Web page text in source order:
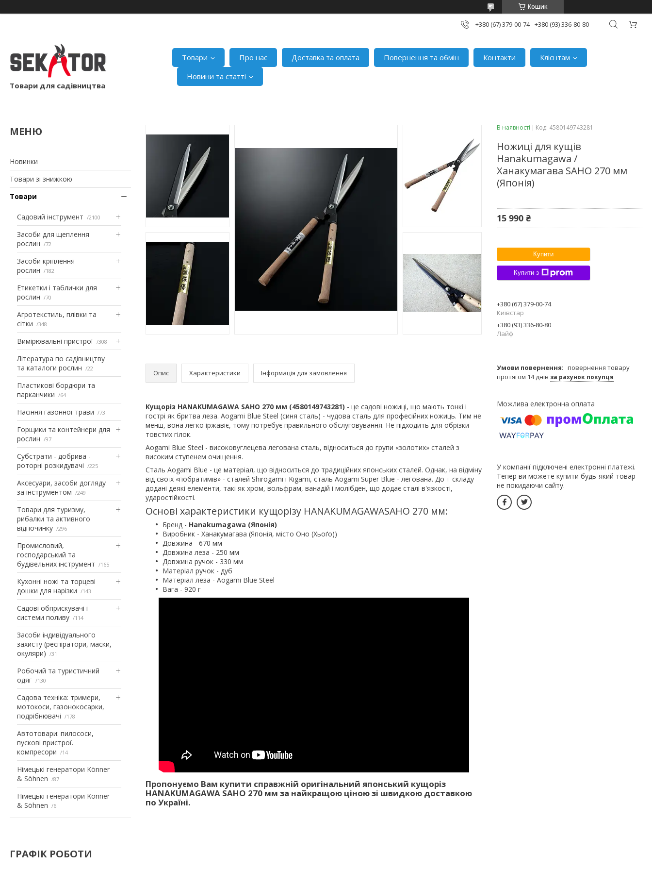
Кошик
+380 (67) 379-00-74 +380 (93) 336-80-80
Товари для садівництва
Товари Про нас Доставка та оплата Повернення та обмін Контакти
Клієнтам
Новини та статті
Новинки
Товари зі знижкою
Товари
Садовий інструмент 2100
Засоби для щеплення
рослин
72
Засоби кріплення
рослин
182
Етикетки і таблички для
рослин
70
Агротекстиль, плівки та
сітки
348
Вимірювальні пристрої 308
Література по садівництву
та каталоги рослин
22
Пластикові бордюри та
парканчики
64
Насіння газонної трави 73
Горщики та контейнери для
рослин
97
Субстрати - добрива -
роторні розкидувачі
225
Аксесуари, засоби догляду
за інструментом
249
Товари для туризму,
рибалки та активного
відпочинку
296
Промисловий,
господарський та
будівельних інструмент
165
Кухонні ножі та торцеві
дошки для нарізки
143
Садові обприскувачі і
системи поливу
114
Засоби індивідуального
захисту (респіратори, маски,
окуляри)
31
Робочий та туристичний
одяг
130
Садова техніка: тримери,
мотокоси, газонокосарки,
подрібнювачі
178
Автотовари: пилососи,
пускові пристрої.
компресори
14
Німецькі генератори Könner
& Söhnen
87
Німецькі генератори Könner
& Söhnen
6
ГРАФІК РОБОТИ
Опис Характеристики Інформація для замовлення
Кущоріз HANAKUMAGAWA SAHO 270 мм (4580149743281) - це садові ножиці, що мають тонкі і
гострі як бритва леза. Aogami Blue Steel (синя сталь) - чудова сталь для професійних ножиць. Тим не
менш, вона легко іржавіє, тому потребує правильного обслуговування. Не підходить для обрізки
товстих гілок.
Aogami Blue Steel - високовуглецева легована сталь, відноситься до групи «золотих» сталей з
високим ступенем очищення.
Сталь Aogami Blue - це матеріал, що відноситься до традиційних японських сталей. Однак, на відміну
від своїх «побратимів» - сталей Shirogami і Kigami, сталь Aogami Super Blue - легована. До її складу
додані деякі елементи, такі як хром, вольфрам, ванадій і молібден, що додає сталі в'язкості,
ударостійкості.
Основі характеристики кущорізу HANAKUMAGAWASAHO 270 мм:
Бренд - Hanakumagawa (Японія)
Виробник - Ханакумагава (Японія, місто Оно (Хьоґо))
Довжина - 670 мм
Довжина леза - 250 мм
Довжина ручок - 330 мм
Матеріал ручок - дуб
Матеріал леза - Aogami Blue Steel
Вага - 920 г
Пропонуємо Вам купити справжній оригінальний японський кущоріз
HANAKUMAGAWA SAHO 270 мм за найкращою ціною зі швидкою доставкою
по Україні.
В наявності Код: 4580149743281
Ножиці для кущів
Hanakumagawa /
Ханакумагава SAHO 270 мм
(Японія)
15 990 ₴
Купити
Купити з
+380 (67) 379-00-74
Київстар
+380 (93) 336-80-80
Лайф
повернення товару
протягом 14 днів за рахунок покупця
У компанії підключені електронні платежі.
Тепер ви можете купити будь-який товар
не покидаючи сайту.